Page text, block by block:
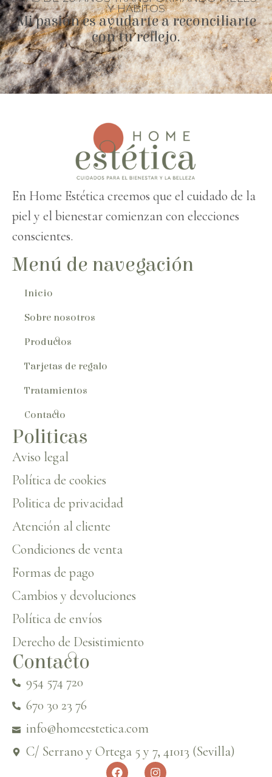
Y HÁBITOS
Mi pasión es ayudarte a reconciliarte
con tu reflejo.
En Home Estética creemos que el cuidado de la
piel y el bienestar comienzan con elecciones
conscientes.
Menú de navegación
Inicio
Sobre nosotros
Productos
Tarjetas de regalo
Tratamientos
Contacto
Politicas
Aviso legal
Política de cookies
Politica de privacidad
Atención al cliente
Condiciones de venta
Formas de pago
Cambios y devoluciones
Política de envíos
Derecho de Desistimiento
Contacto
954 574 720
670 30 23 76
info@homeestetica.com
C/ Serrano y Ortega 5 y 7, 41013 (Sevilla)